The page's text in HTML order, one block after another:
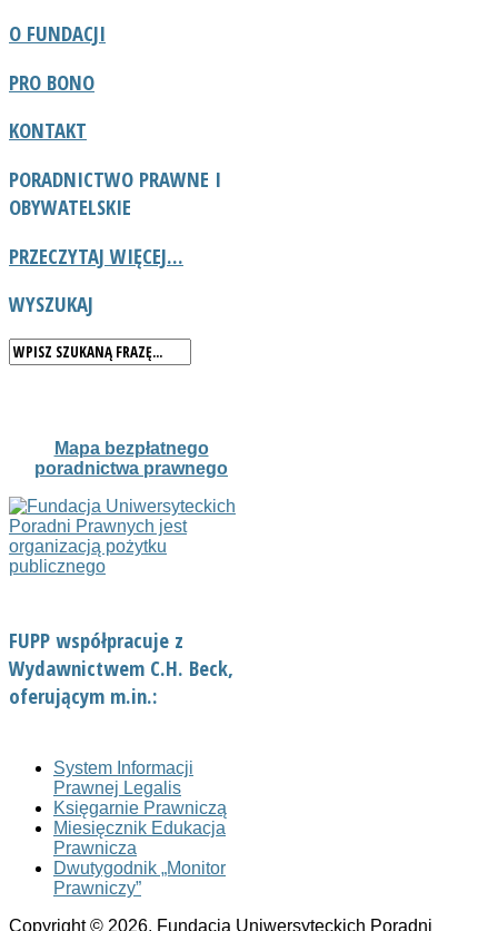
O FUNDACJI
PRO BONO
KONTAKT
PORADNICTWO PRAWNE I
OBYWATELSKIE
PRZECZYTAJ WIĘCEJ...
WYSZUKAJ
Mapa bezpłatnego
poradnictwa prawnego
FUPP współpracuje z
Wydawnictwem C.H. Beck,
oferującym m.in.:
System Informacji
Prawnej Legalis
Księgarnie Prawniczą
Miesięcznik Edukacja
Prawnicza
Dwutygodnik „Monitor
Prawniczy”
Copyright © 2026. Fundacja Uniwersyteckich Poradni